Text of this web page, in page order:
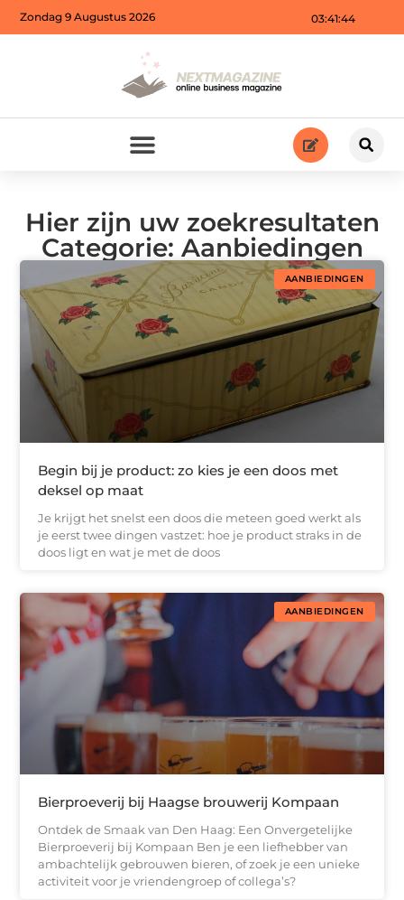
03:41:47
Zondag 9 Augustus 2026
Hier zijn uw zoekresultaten
Categorie: Aanbiedingen
AANBIEDINGEN
Begin bij je product: zo kies je een doos met
deksel op maat
Je krijgt het snelst een doos die meteen goed werkt als
je eerst twee dingen vastzet: hoe je product straks in de
doos ligt en wat je met de doos
AANBIEDINGEN
Bierproeverij bij Haagse brouwerij Kompaan
Ontdek de Smaak van Den Haag: Een Onvergetelijke
Bierproeverij bij Kompaan Ben je een liefhebber van
ambachtelijk gebrouwen bieren, of zoek je een unieke
activiteit voor je vriendengroep of collega’s?